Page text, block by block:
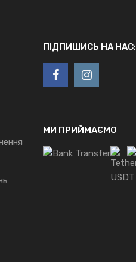
ПІДПИШИСЬ НА НАС:
МИ ПРИЙМАЄМО